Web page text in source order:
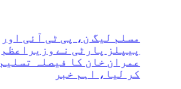
مسلم لیگ ن، پی ٹی آئی اور
پیپلز پارٹی نے وزیراعظم
عمران خان کا فیصلہ تسلیم
کر لیا، اہم خبر